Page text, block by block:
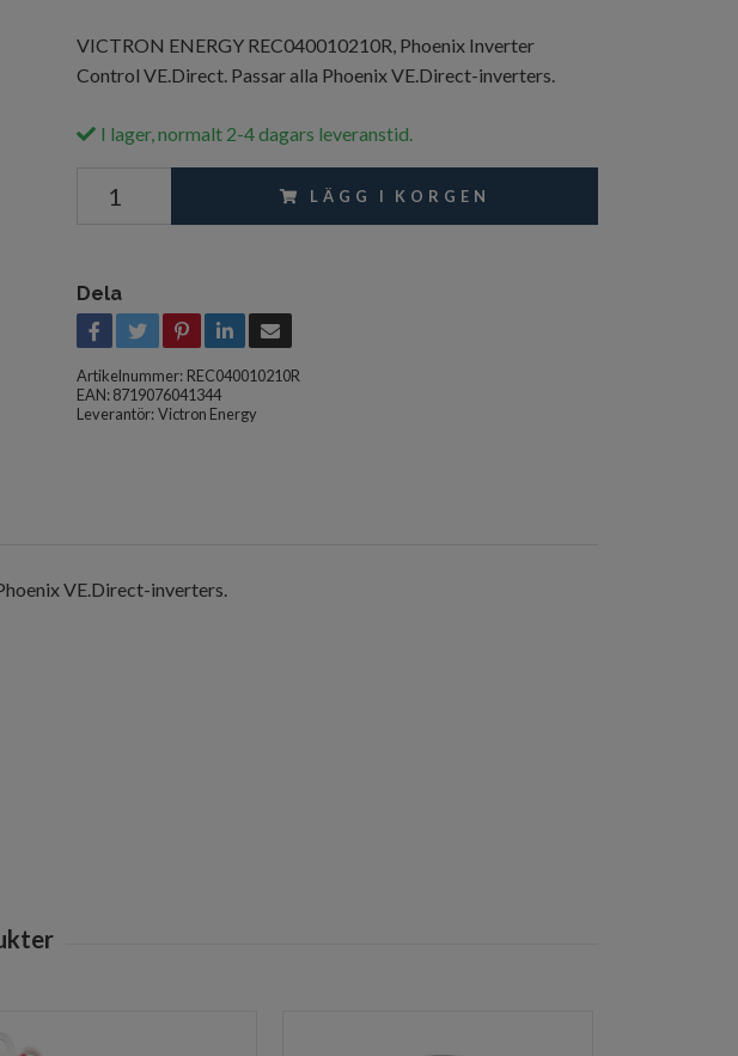
VICTRON ENERGY REC040010210R, Phoenix Inverter
Control VE.Direct. Passar alla Phoenix VE.Direct-inverters.
I lager, normalt 2-4 dagars leveranstid.
LÄGG I KORGEN
Dela
Artikelnummer: REC040010210R
EAN: 8719076041344
Leverantör:Victron Energy
VE.Direct-inverters.